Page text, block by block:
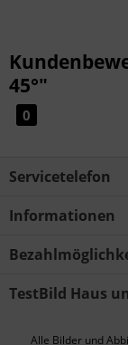
45°"
0
Servicetelefon
Informationen
TestBild Haus
Alle Bilder und